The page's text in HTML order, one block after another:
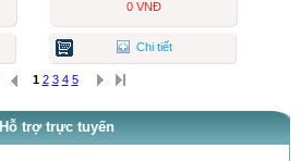
0 VNĐ
Chi tiết
1 2 3 4 5
Hỗ trợ trực tuyến